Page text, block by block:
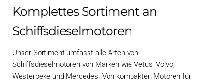
Komplettes Sortiment an
Schiffsdieselmotoren
Unser Sortiment umfasst alle Arten von
Schiffsdieselmotoren von Marken wie Vetus, Volvo,
Westerbeke und Mercedes. Von kompakten Motoren für